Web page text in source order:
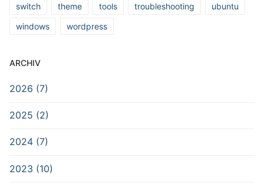
switch
theme tools troubleshooting
ubuntu
windows
wordpress
ARCHIV
2026 (7)
2025 (2)
2024 (7)
2023 (10)